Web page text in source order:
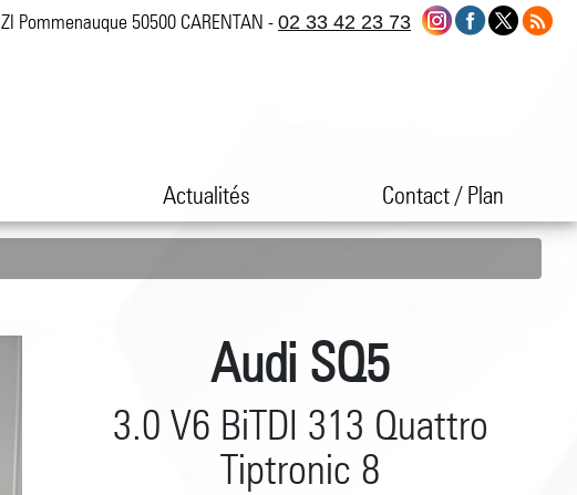
Actualités Contact / Plan
ZI Pommenauque 50500 CARENTAN - 02 33 42 23 73
Audi SQ5
3.0 V6 BiTDI 313 Quattro
Tiptronic 8